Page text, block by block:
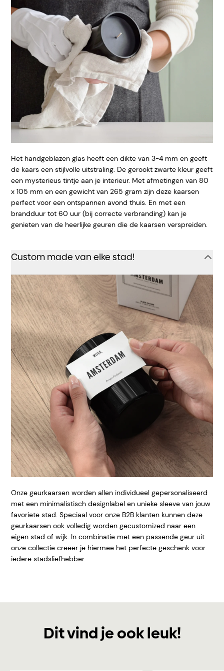
Het handgeblazen glas heeft een dikte van 3-4 mm en geeft
de kaars een stijlvolle uitstraling. De gerookt zwarte kleur geeft
een mysterieus tintje aan je interieur. Met afmetingen van 80
x 105 mm en een gewicht van 265 gram zijn deze kaarsen
perfect voor een ontspannen avond thuis. En met een
brandduur tot 60 uur (bij correcte verbranding) kan je
genieten van de heerlijke geuren die de kaarsen verspreiden.
Custom made van elke stad!
Onze geurkaarsen worden allen individueel gepersonaliseerd
met een minimalistisch designlabel en unieke sleeve van jouw
favoriete stad. Speciaal voor onze B2B klanten kunnen deze
geurkaarsen ook volledig worden gecustomized naar een
eigen stad of wijk. In combinatie met een passende geur uit
onze collectie creëer je hiermee het perfecte geschenk voor
iedere stadsliefhebber.
Dit vind je ook leuk!